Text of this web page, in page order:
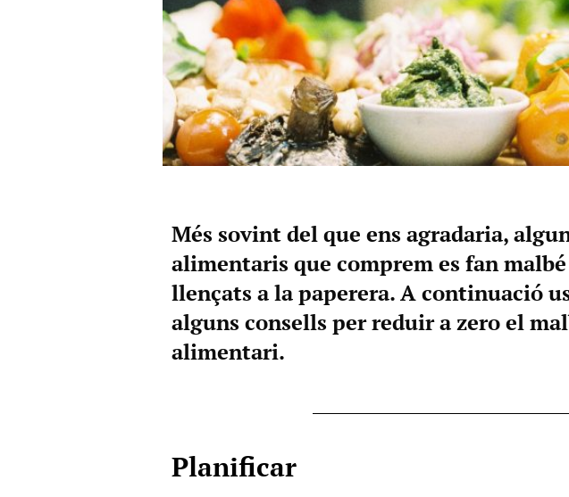
Més sovint del que ens agradaria,
alimentaris que comprem es fan
llençats a la paperera. A continuació
alguns consells per reduir a zero el
alimentari.
Planificar